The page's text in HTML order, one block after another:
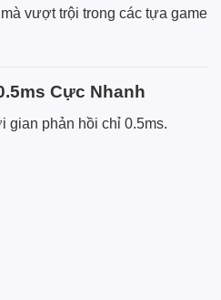
vượt trội trong các tựa game
Cực Nhanh
gian phản hồi chỉ 0.5ms.